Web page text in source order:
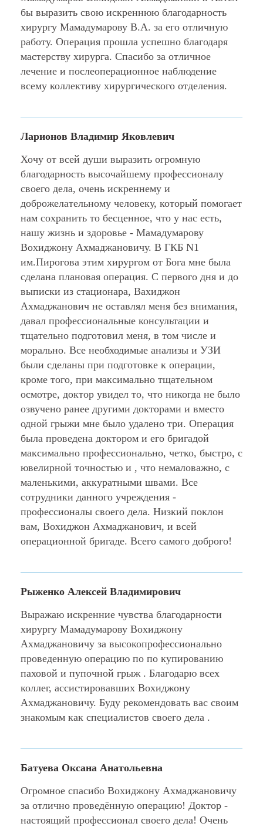
бы выразить свою искреннюю благодарность
хирургу Мамадумарову В.А. за его отличную
работу. Операция прошла успешно благодаря
мастерству хирурга. Спасибо за отличное
лечение и послеоперационное наблюдение
всему коллективу хирургического отделения.
Ларионов Владимир Яковлевич
Хочу от всей души выразить огромную
благодарность высочайшему профессионалу
своего дела, очень искреннему и
доброжелательному человеку, который помогает
нам сохранить то бесценное, что у нас есть,
нашу жизнь и здоровье - Мамадумарову
Вохиджону Ахмаджановичу. В ГКБ N1
им.Пирогова этим хирургом от Бога мне была
сделана плановая операция. С первого дня и до
выписки из стационара, Вахиджон
Ахмаджанович не оставлял меня без внимания,
давал профессиональные консультации и
тщательно подготовил меня, в том числе и
морально. Все необходимые анализы и УЗИ
были сделаны при подготовке к операции,
кроме того, при максимально тщательном
осмотре, доктор увидел то, что никогда не было
озвучено ранее другими докторами и вместо
одной грыжи мне было удалено три. Операция
была проведена доктором и его бригадой
максимально профессионально, четко, быстро, с
ювелирной точностью и , что немаловажно, с
маленькими, аккуратными швами. Все
сотрудники данного учреждения -
профессионалы своего дела. Низкий поклон
вам, Вохиджон Ахмаджанович, и всей
операционной бригаде. Всего самого доброго!
Рыженко Алексей Владимирович
Выражаю искренние чувства благодарности
хирургу Мамадумарову Вохиджону
Ахмаджановичу за высокопрофессионально
проведенную операцию по по купированию
паховой и пупочной грыж . Благодарю всех
коллег, ассистировавших Вохиджону
Ахмаджановичу. Буду рекомендовать вас своим
знакомым как специалистов своего дела .
Батуева Оксана Анатольевна
Огромное спасибо Вохиджону Ахмаджановичу
за отлично проведённую операцию! Доктор -
настоящий профессионал своего дела! Очень